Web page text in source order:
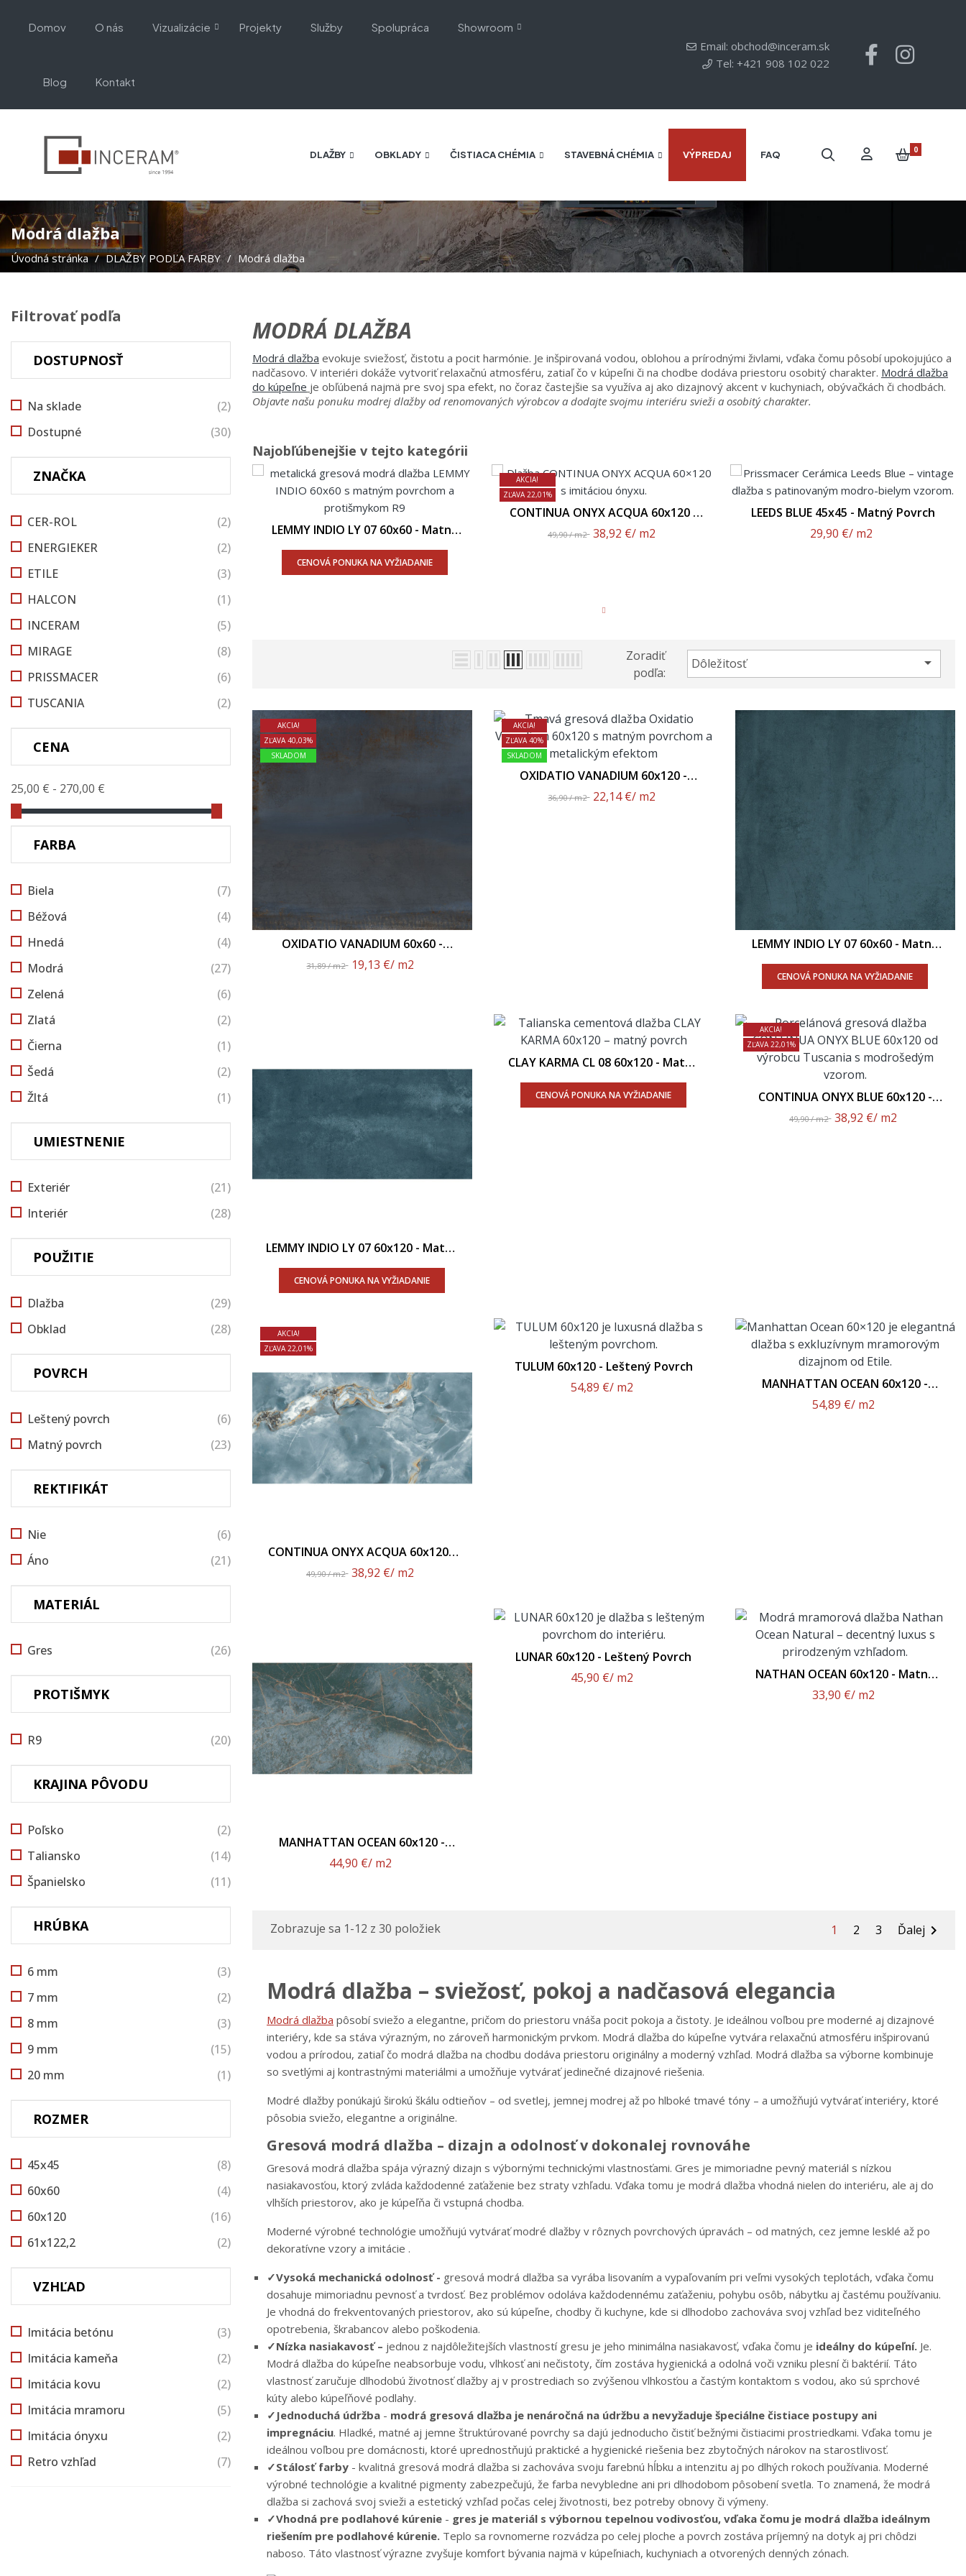
Domov O nás Vizualizácie Projekty Služby Spolupráca Showroom
Blog Kontakt
Email: obchod@inceram.sk
Tel: +421 908 102 022
DLAŽBY OBKLADY ČISTIACA CHÉMIA STAVEBNÁ CHÉMIA VÝPREDAJ FAQ 0
Modrá dlažba
Úvodná stránka DLAŽBY PODĽA FARBY Modrá dlažba
Filtrovať podľa
DOSTUPNOSŤ
Na sklade
(2)
Dostupné
(30)
ZNAČKA
CER-ROL
(2)
ENERGIEKER
(2)
ETILE
(3)
HALCON
(1)
INCERAM
(5)
MIRAGE
(8)
PRISSMACER
(6)
TUSCANIA
(2)
CENA
25,00 € - 270,00 €
FARBA
Biela
(7)
Béžová
(4)
Hnedá
(4)
Modrá
(27)
Zelená
(6)
Zlatá
(2)
Čierna
(1)
Šedá
(2)
Žltá
(1)
UMIESTNENIE
Exteriér
(21)
Interiér
(28)
POUŽITIE
Dlažba
(29)
Obklad
(28)
POVRCH
Leštený povrch
(6)
Matný povrch
(23)
REKTIFIKÁT
Nie
(6)
Áno
(21)
MATERIÁL
Gres (26)
PROTIŠMYK
R9 (20)
KRAJINA PÔVODU
Poľsko
(2)
Taliansko
(14)
Španielsko
(11)
HRÚBKA
6 mm
(3)
7 mm
(2)
8 mm
(3)
9 mm
(15)
20 mm
(1)
ROZMER
45x45
(8)
60x60
(4)
60x120
(16)
61x122,2
(2)
VZHĽAD
Imitácia betónu
(3)
Imitácia kameňa
(2)
Imitácia kovu
(2)
Imitácia mramoru
(5)
Imitácia ónyxu
(2)
Retro vzhľad
(7)
MODRÁ DLAŽBA
Modrá dlažba evokuje sviežosť, čistotu a pocit harmónie. Je inšpirovaná vodou, oblohou a prírodnými živlami, vďaka čomu pôsobí upokojujúco a
nadčasovo. V interiéri dokáže vytvoriť relaxačnú atmosféru, zatiaľ čo v kúpeľni či na chodbe dodáva priestoru osobitý charakter. Modrá dlažba
do kúpeľne je obľúbená najmä pre svoj spa efekt, no čoraz častejšie sa využíva aj ako dizajnový akcent v kuchyniach, obývačkách či chodbách.
Objavte našu ponuku modrej dlažby od renomovaných výrobcov a dodajte svojmu interiéru svieži a osobitý charakter.
Najobľúbenejšie v tejto kategórii
LEMMY INDIO LY 07 60x60 - Matný
CENOVÁ PONUKA NA VYŽIADANIE
AKCIA!
ZĽAVA 22,01%
CONTINUA ONYX ACQUA 60x120 -
Leštený Povrch
49,90 / m2 38,92 €/ m2
LEEDS BLUE 45x45 - Matný Povrch
29,90 €/ m2
Zoradiť
podľa:
Dôležitosť 
AKCIA!
ZĽAVA 40,03%
SKLADOM
OXIDATIO VANADIUM 60x60 -
Matný Povrch
31,89 / m2 19,13 €/ m2
AKCIA!
ZĽAVA 40%
SKLADOM
OXIDATIO VANADIUM 60x120 -
Matný Povrch
36,90 / m2 22,14 €/ m2
LEMMY INDIO LY 07 60x60 - Matný
CENOVÁ PONUKA NA VYŽIADANIE
LEMMY INDIO LY 07 60x120 - Matný
CENOVÁ PONUKA NA VYŽIADANIE
CLAY KARMA CL 08 60x120 - Matný
CENOVÁ PONUKA NA VYŽIADANIE
AKCIA!
ZĽAVA 22,01%
CONTINUA ONYX BLUE 60x120 -
Leštený Povrch
49,90 / m2 38,92 €/ m2
AKCIA!
ZĽAVA 22,01%
CONTINUA ONYX ACQUA 60x120 -
Leštený Povrch
49,90 / m2 38,92 €/ m2
TULUM 60x120 - Leštený Povrch
54,89 €/ m2
MANHATTAN OCEAN 60x120 -
Leštený Povrch
54,89 €/ m2
MANHATTAN OCEAN 60x120 -
Matný Povrch
44,90 €/ m2
LUNAR 60x120 - Leštený Povrch
45,90 €/ m2
NATHAN OCEAN 60x120 - Matný
Povrch
33,90 €/ m2
Zobrazuje sa 1-12 z 30 položiek 1 2 3 Ďalej 
Modrá dlažba – sviežosť, pokoj a nadčasová elegancia
Modrá dlažba pôsobí sviežo a elegantne, pričom do priestoru vnáša pocit pokoja a čistoty. Je ideálnou voľbou pre moderné aj dizajnové
interiéry, kde sa stáva výrazným, no zároveň harmonickým prvkom. Modrá dlažba do kúpeľne vytvára relaxačnú atmosféru inšpirovanú
vodou a prírodou, zatiaľ čo modrá dlažba na chodbu dodáva priestoru originálny a moderný vzhľad. Modrá dlažba sa výborne kombinuje
so svetlými aj kontrastnými materiálmi a umožňuje vytvárať jedinečné dizajnové riešenia.
Modré dlažby ponúkajú širokú škálu odtieňov – od svetlej, jemnej modrej až po hlboké tmavé tóny – a umožňujú vytvárať interiéry, ktoré
pôsobia sviežo, elegantne a originálne.
Gresová modrá dlažba – dizajn a odolnosť v dokonalej rovnováhe
Gresová modrá dlažba spája výrazný dizajn s výbornými technickými vlastnosťami. Gres je mimoriadne pevný materiál s nízkou
nasiakavosťou, ktorý zvláda každodenné zaťaženie bez straty vzhľadu. Vďaka tomu je modrá dlažba vhodná nielen do interiéru, ale aj do
vlhších priestorov, ako je kúpeľňa či vstupná chodba.
Moderné výrobné technológie umožňujú vytvárať modré dlažby v rôznych povrchových úpravách – od matných, cez jemne lesklé až po
dekoratívne vzory a imitácie .
✓Vysoká mechanická odolnosť - gresová modrá dlažba sa vyrába lisovaním a vypaľovaním pri veľmi vysokých teplotách, vďaka čomu
dosahuje mimoriadnu pevnosť a tvrdosť. Bez problémov odoláva každodennému zaťaženiu, pohybu osôb, nábytku aj častému používaniu.
Je vhodná do frekventovaných priestorov, ako sú kúpeľne, chodby či kuchyne, kde si dlhodobo zachováva svoj vzhľad bez viditeľného
opotrebenia, škrabancov alebo poškodenia.
✓Nízka nasiakavosť – jednou z najdôležitejších vlastností gresu je jeho minimálna nasiakavosť, vďaka čomu je ideálny do kúpeľní. Je.
Modrá dlažba do kúpeľne neabsorbuje vodu, vlhkosť ani nečistoty, čím zostáva hygienická a odolná voči vzniku plesní či baktérií. Táto
vlastnosť zaručuje dlhodobú životnosť dlažby aj v prostrediach so zvýšenou vlhkosťou a častým kontaktom s vodou, ako sú sprchové
kúty alebo kúpeľňové podlahy.
✓ Jednoduchá údržba - modrá gresová dlažba je nenáročná na údržbu a nevyžaduje špeciálne čistiace postupy ani
impregnáciu. Hladké, matné aj jemne štruktúrované povrchy sa dajú jednoducho čistiť bežnými čistiacimi prostriedkami. Vďaka tomu je
ideálnou voľbou pre domácnosti, ktoré uprednostňujú praktické a hygienické riešenia bez zbytočných nárokov na starostlivosť.
✓Stálosť farby - kvalitná gresová modrá dlažba si zachováva svoju farebnú hĺbku a intenzitu aj po dlhých rokoch používania. Moderné
výrobné technológie a kvalitné pigmenty zabezpečujú, že farba nevybledne ani pri dlhodobom pôsobení svetla. To znamená, že modrá
dlažba si zachová svoj svieži a estetický vzhľad počas celej životnosti, bez potreby obnovy či výmeny.
✓Vhodná pre podlahové kúrenie - gres je materiál s výbornou tepelnou vodivosťou, vďaka čomu je modrá dlažba ideálnym
riešením pre podlahové kúrenie. Teplo sa rovnomerne rozvádza po celej ploche a povrch zostáva príjemný na dotyk aj pri chôdzi
naboso. Táto vlastnosť výrazne zvyšuje komfort bývania najmä v kúpeľniach, kuchyniach a otvorených denných zónach.